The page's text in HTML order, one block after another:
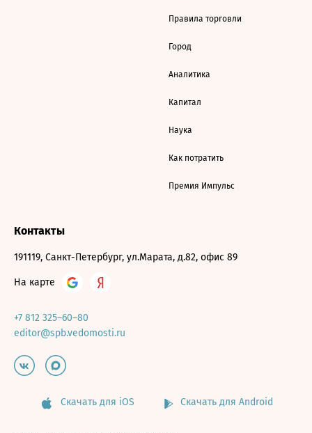
Правила торговли
Город
Аналитика
Капитал
Наука
Как потратить
Премия Импульс
Контакты
191119, Санкт-Петербург, ул.Марата, д.82, офис 89
На карте
+7 812 325–60–80
editor@spb.vedomosti.ru
Скачать для iOS Скачать для Android